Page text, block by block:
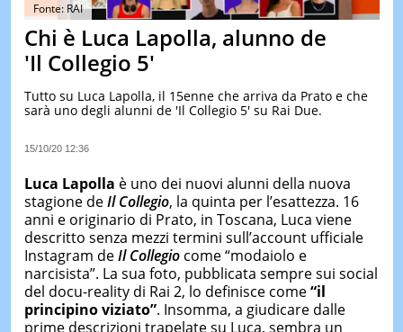
&
TEST
IERI
Fonte: RAI
Chi è Luca Lapolla, alunno de
'Il Collegio 5'
Tutto su Luca Lapolla, il 15enne che arriva da Prato e che
sarà uno degli alunni de 'Il Collegio 5' su Rai Due.
15/10/20 12:36
Luca Lapolla è uno dei nuovi alunni della nuova
stagione deIl Collegio, la quinta per l’esattezza. 16
anni e originario di Prato, in Toscana, Luca viene
descritto senza mezzi termini sull’account ufficiale
Instagram deIl Collegiocome “modaiolo e
narcisista”. La sua foto, pubblicata sempre sui social
del docu-reality di Rai 2, lo definisce come“il
principino viziato”. Insomma, a giudicare dalle
prime descrizioni trapelate su Luca, sembra un